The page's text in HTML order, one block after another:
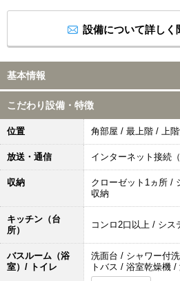
設備について詳しく
基本情報
こだわり設備・特徴
位置 角部屋 / 最上階 / 上階
放送・通信 インターネット接続
収納
クローゼット1ヵ所 /
収納
キッチン（台
所）
コンロ2口以上 / シス
バスルーム（浴
室）/ トイレ
洗面台 / シャワー付
トバス / 浴室乾燥機